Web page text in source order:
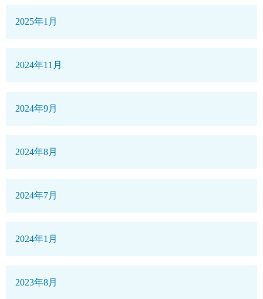
2025年1月
2024年11月
2024年9月
2024年8月
2024年7月
2024年1月
2023年8月